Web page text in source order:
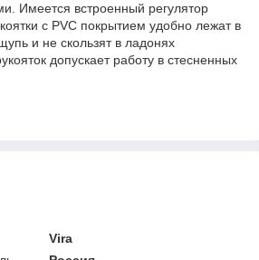
Имеется встроенный регулятор
с PVC покрытием удобно лежат в
и не скользят в ладонях
допускает работу в стесненных
Vira